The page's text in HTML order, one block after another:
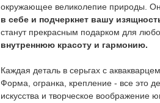
окружающее великолепие природы. Он
в себе и подчеркнет вашу
станут прекрасным подарком для
внутреннюю красоту и гармонию.
Каждая деталь в серьгах с
Форма, огранка, крепление - все это
искусства и творческое